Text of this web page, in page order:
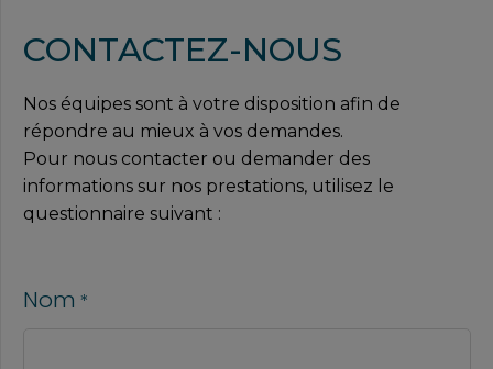
CONTACTEZ-NOUS
Nos équipes sont à votre disposition afin de
répondre au mieux à vos demandes.
Pour nous contacter ou demander des
informations sur nos prestations, utilisez le
questionnaire suivant :
Nom *